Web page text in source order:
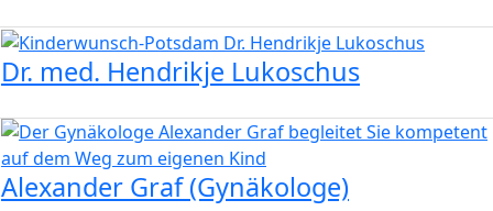
Bild
Dr. med. Hendrikje Lukoschus
Bild
Alexander Graf (Gynäkologe)